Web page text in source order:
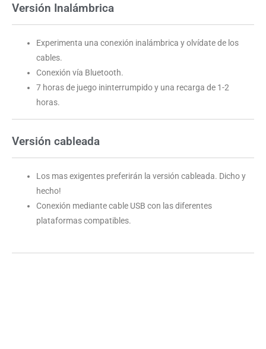
Versión Inalámbrica
Experimenta una conexión inalámbrica y olvídate de los
cables.
Conexión vía Bluetooth.
7 horas de juego ininterrumpido y una recarga de 1-2
horas.
Versión cableada
Los mas exigentes preferirán la versión cableada. Dicho y
hecho!
Conexión mediante cable USB con las diferentes
plataformas compatibles.